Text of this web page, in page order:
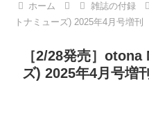
ホーム 雑誌の付録
トナミューズ) 2025年4月号増刊
［2/28発売］
ズ) 2025年4月号増刊